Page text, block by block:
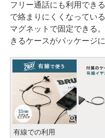
フリー通話にも利用でき
で絡まりにくくなってい
マグネットで固定できる
きるケースがパッケージ
有線での利用